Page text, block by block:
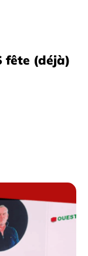
fête (déjà)